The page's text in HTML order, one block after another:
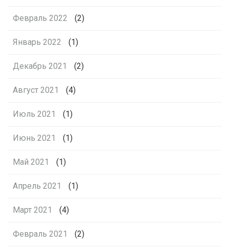
Февраль 2022 (2)
Январь 2022 (1)
Декабрь 2021 (2)
Август 2021 (4)
Июль 2021 (1)
Июнь 2021 (1)
Май 2021 (1)
Апрель 2021 (1)
Март 2021 (4)
Февраль 2021 (2)